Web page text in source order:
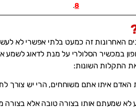
8
.
האחרונות זה כמעט בלתי אפשרי לא
במכשיר הסלולרי על מנת לדאוג לשמע
התקלות השונות:
איתו אתם משוחחים, הרי יש צורך
שמעתם אותו בצורה טובה אלא בצורה